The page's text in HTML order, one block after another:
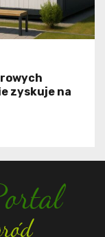
zyskuje na